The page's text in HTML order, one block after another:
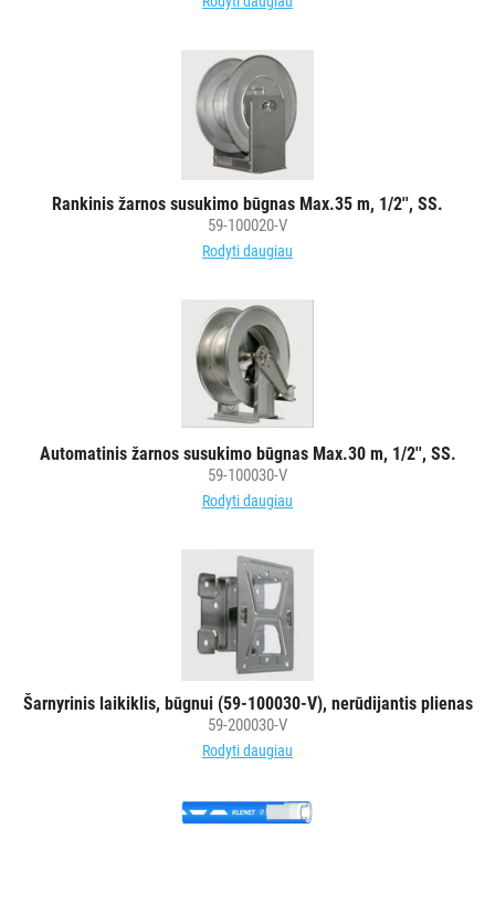
Rankinis žarnos susukimo būgnas Max.35 m, 1/2'', SS.
59-100020-V
Rodyti daugiau
Automatinis žarnos susukimo būgnas Max.30 m, 1/2'', SS.
59-100030-V
Rodyti daugiau
Šarnyrinis laikiklis, būgnui (59-100030-V), nerūdijantis plienas
59-200030-V
Rodyti daugiau